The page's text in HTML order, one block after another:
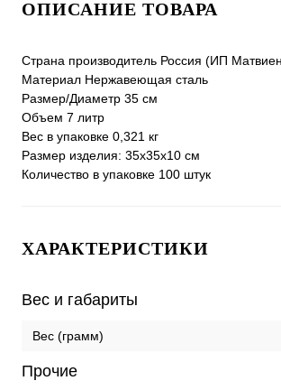
ОПИСАНИЕ ТОВАРА
Страна производитель Россия (ИП
Материал Нержавеющая сталь
Размер/Диаметр 35 см
Объем 7 литр
Вес в упаковке 0,321 кг
Размер изделия: 35х35х10 см
Количество в упаковке 100 штук
ХАРАКТЕРИСТИКИ
Вес и габариты
Вес (грамм)
Прочие